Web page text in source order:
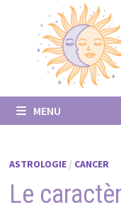
contenu
MENU
ASTROLOGIE/ CANCER
Le